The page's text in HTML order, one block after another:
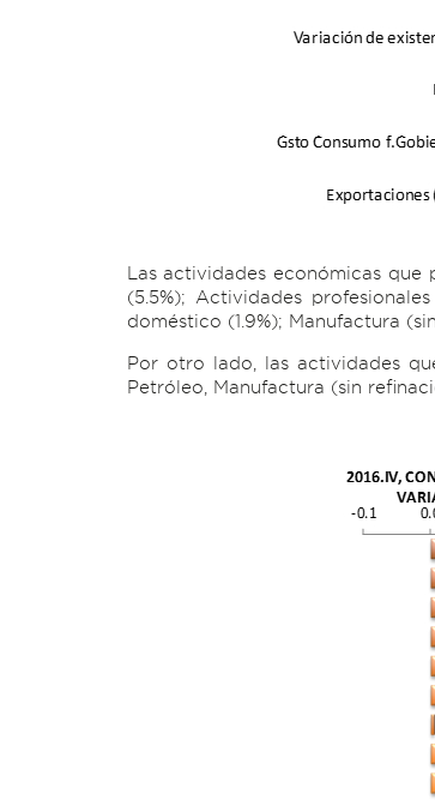
Las actividades económicas
(5.5%); Actividades
doméstico (1.9%); Manufactura
Por otro lado, las actividades
Petróleo, Manufactura (sin